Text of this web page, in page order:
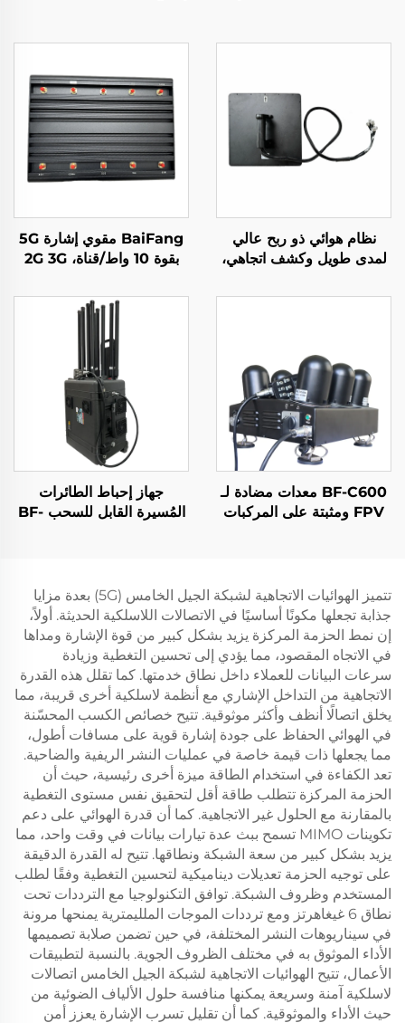
نظام هوائي ذو ربح عالي
لمدى طويل وكشف اتجاهي،
المضاد للطائرات بدون طيار،
BaiFang مقوي إشارة 5G
بقوة 10 واط/قناة، 2G 3G
BF-C600 معدات مضادة لـ
FPV ومثبتة على المركبات
جهاز إحباط الطائرات
المُسيرة القابل للسحب BF-
تتميز الهوائيات الاتجاهية لشبكة الجيل الخامس (5G) بعدة مزايا
جذابة تجعلها مكونًا أساسيًا في الاتصالات اللاسلكية الحديثة. أولاً،
إن نمط الحزمة المركزة يزيد بشكل كبير من قوة الإشارة ومداها
في الاتجاه المقصود، مما يؤدي إلى تحسين التغطية وزيادة
سرعات البيانات للعملاء داخل نطاق خدمتها. كما تقلل هذه القدرة
الاتجاهية من التداخل الإشاري مع أنظمة لاسلكية أخرى قريبة، مما
يخلق اتصالًا أنظف وأكثر موثوقية. تتيح خصائص الكسب المحسّنة
في الهوائي الحفاظ على جودة إشارة قوية على مسافات أطول،
مما يجعلها ذات قيمة خاصة في عمليات النشر الريفية والضاحية.
تعد الكفاءة في استخدام الطاقة ميزة أخرى رئيسية، حيث أن
الحزمة المركزة تتطلب طاقة أقل لتحقيق نفس مستوى التغطية
بالمقارنة مع الحلول غير الاتجاهية. كما أن قدرة الهوائي على دعم
تكوينات MIMO تسمح ببث عدة تيارات بيانات في وقت واحد، مما
يزيد بشكل كبير من سعة الشبكة ونطاقها. تتيح له القدرة الدقيقة
على توجيه الحزمة تعديلات ديناميكية لتحسين التغطية وفقًا لطلب
المستخدم وظروف الشبكة. توافق التكنولوجيا مع الترددات تحت
نطاق 6 غيغاهرتز ومع ترددات الموجات الملليمترية يمنحها مرونة
في سيناريوهات النشر المختلفة، في حين تضمن صلابة تصميمها
الأداء الموثوق به في مختلف الظروف الجوية. بالنسبة لتطبيقات
الأعمال، تتيح الهوائيات الاتجاهية لشبكة الجيل الخامس اتصالات
لاسلكية آمنة وسريعة يمكنها منافسة حلول الألياف الضوئية من
حيث الأداء والموثوقية. كما أن تقليل تسرب الإشارة يعزز أمن